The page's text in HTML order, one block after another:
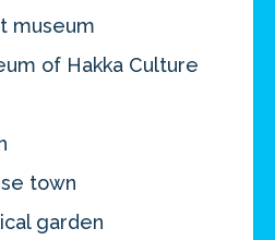
museum
of Hakka Culture
town
garden
oltre il 21%!
nostro 4-2-1